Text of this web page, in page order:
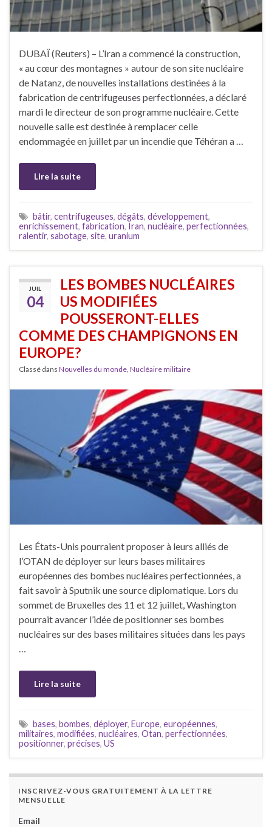
DUBAÏ (Reuters) – L’Iran a commencé la construction,
« au cœur des montagnes » autour de son site nucléaire
de Natanz, de nouvelles installations destinées à la
fabrication de centrifugeuses perfectionnées, a déclaré
mardi le directeur de son programme nucléaire. Cette
nouvelle salle est destinée à remplacer celle
endommagée en juillet par un incendie que Téhéran a …
Lire la suite
bâtir, centrifugeuses, dégâts, développement,
enrichissement, fabrication, Iran, nucléaire, perfectionnées,
ralentir, sabotage, site, uranium
JUIL
04
LES BOMBES NUCLÉAIRES
US MODIFIÉES
POUSSERONT-ELLES
COMME DES CHAMPIGNONS EN
EUROPE?
Classé dans Nouvelles du monde, Nucléaire militaire
Les États-Unis pourraient proposer à leurs alliés de
l’OTAN de déployer sur leurs bases militaires
européennes des bombes nucléaires perfectionnées, a
fait savoir à Sputnik une source diplomatique. Lors du
sommet de Bruxelles des 11 et 12 juillet, Washington
pourrait avancer l’idée de positionner ses bombes
nucléaires sur des bases militaires situées dans les pays
…
Lire la suite
bases, bombes, déployer, Europe, européennes,
militaires, modifiées, nucléaires, Otan, perfectionnées,
positionner, précises, US
INSCRIVEZ-VOUS GRATUITEMENT À LA LETTRE
MENSUELLE
Email